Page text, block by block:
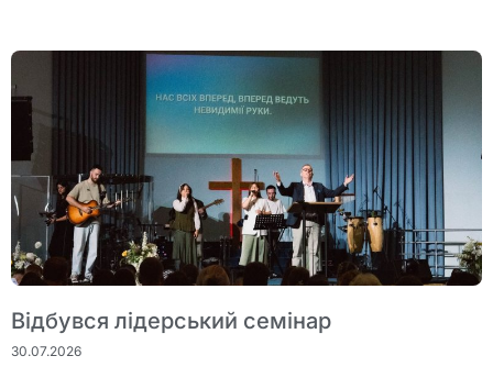
Відбувся лідерський семінар
30.07.2026